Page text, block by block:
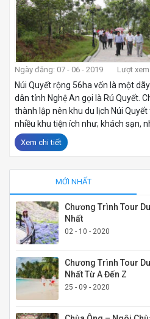
Ngày đăng: 07 - 06 - 2019 Lượt
Núi Quyết rộng 56ha vốn là một
dân tỉnh Nghệ An gọi là Rú Quyết.
thành lập nên khu du lịch Núi
nhiều khu tiện ích như; khách sạn,
Xem chi tiết
MỚI NHẤT
Chương Trình Tour
Nhất
02 - 10 - 2020
Chương Trình Tour
Nhất Từ A Đến Z
25 - 09 - 2020